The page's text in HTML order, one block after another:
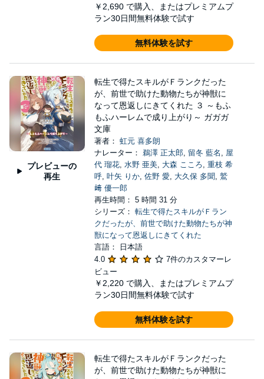
￥2,690 で購入、またはプレミアムプ
ラン30日間無料体験で試す
無料体験を試す
プレビューの
再生
転生で得たスキルがＦランクだった
が、前世で助けた動物たちが神獣に
なって恩返しにきてくれた ３ ～もふ
もふハーレムで成り上がり～ ガガガ
文庫
著者： 虹元 喜多朗
ナレーター： 鵜澤 正太郎, 留冬 藍名 , 屋
代 瑠花, 水野 亜美, 大森 こころ, 重枝 希
呼, 叶矢 りか, 佐野 愛, 大久保 多聞, 鷲
﨑 優一郎
再生時間： 5 時間 31 分
シリーズ： 転生で得たスキルがＦラン
クだったが、前世で助けた動物たちが神
獣になって恩返しにきてくれた
言語： 日本語
4.0
7件のカスタマーレ
ビュー
￥2,220 で購入、またはプレミアムプ
ラン30日間無料体験で試す
無料体験を試す
転生で得たスキルがＦランクだった
が、前世で助けた動物たちが神獣に